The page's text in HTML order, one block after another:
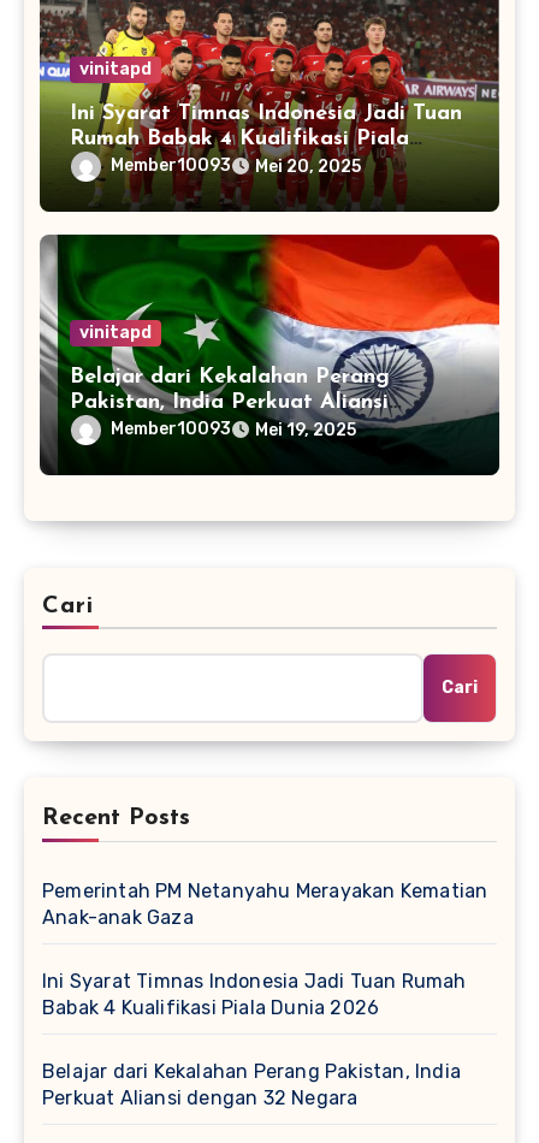
vinitapd
Ini Syarat Timnas Indonesia Jadi Tuan
Rumah Babak 4 Kualifikasi Piala
Dunia 2026
Member10093 Mei 20, 2025
vinitapd
Belajar dari Kekalahan Perang
Pakistan, India Perkuat Aliansi
dengan 32 Negara
Member10093 Mei 19, 2025
Cari
Cari
Recent Posts
Pemerintah PM Netanyahu Merayakan Kematian
Anak-anak Gaza
Ini Syarat Timnas Indonesia Jadi Tuan Rumah
Babak 4 Kualifikasi Piala Dunia 2026
Belajar dari Kekalahan Perang Pakistan, India
Perkuat Aliansi dengan 32 Negara